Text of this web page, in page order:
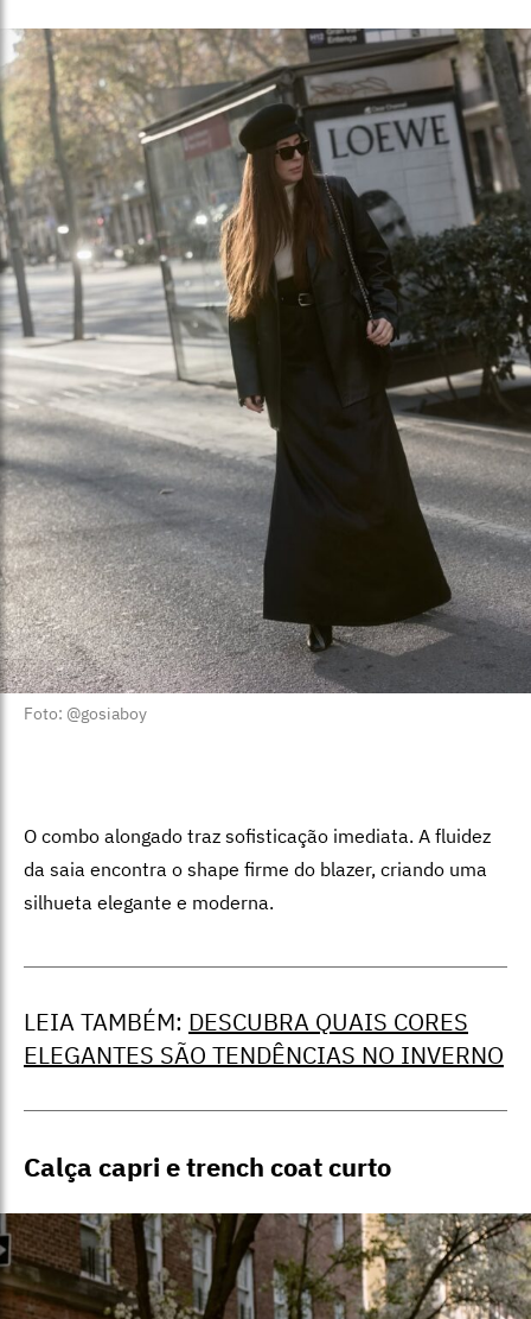
Foto: @gosiaboy
O combo alongado traz sofisticação imediata. A fluidez
da saia encontra o shape firme do blazer, criando uma
silhueta elegante e moderna.
LEIA TAMBÉM: DESCUBRA QUAIS CORES
ELEGANTES SÃO TENDÊNCIAS NO INVERNO
Calça capri e trench coat curto